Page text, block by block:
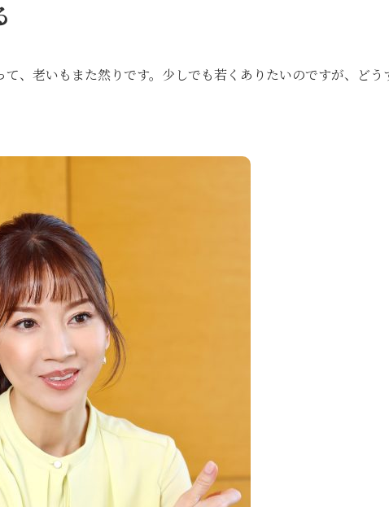
、老いもまた然りです。少しでも若くありたいのですが、どう